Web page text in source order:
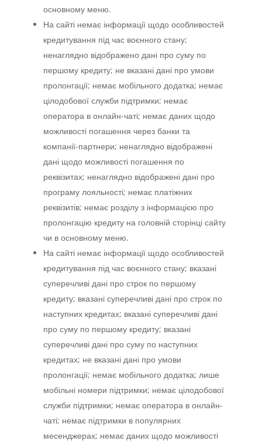
основному меню.
На сайті немає інформації щодо особливостей
кредитування під час воєнного стану;
ненаглядно відображено дані про суму по
першому кредиту; не вказані дані про умови
пролонгації; немає мобільного додатка; немає
цілодобової служби підтримки; немає
оператора в онлайн-чаті; немає даних щодо
можливості погашення через банки та
компанії-партнери; ненаглядно відображені
дані щодо можливості погашення по
реквізитах; ненаглядно відображені дані про
програму лояльності; немає платіжних
реквізитів; немає розділу з інформацією про
пролонгацію кредиту на головній сторінці сайту
чи в основному меню.
На сайті немає інформації щодо особливостей
кредитування під час воєнного стану; вказані
суперечливі дані про строк по першому
кредиту; вказані суперечливі дані про строк по
наступних кредитах; вказані суперечливі дані
про суму по першому кредиту; вказані
суперечливі дані про суму по наступних
кредитах; не вказані дані про умови
пролонгації; немає мобільного додатка; лише
мобільні номери підтримки; немає цілодобової
служби підтримки; немає оператора в онлайн-
чаті; немає підтримки в популярних
месенджерах; немає даних щодо можливості